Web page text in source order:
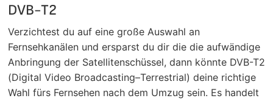
DVB-T2
Verzichtest du auf eine große Auswahl an
Fernsehkanälen und ersparst du dir die die aufwändige
Anbringung der Satellitenschüssel, dann könnte DVB-T2
(Digital Video Broadcasting–Terrestrial) deine richtige
Wahl fürs Fernsehen nach dem Umzug sein. Es handelt